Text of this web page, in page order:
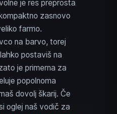
je res preprosta
zasnovo
farmo.
na barvo, torej
postaviš na
je primerna za
popolnoma
dovolj škarij. Če
oglej naš vodič za